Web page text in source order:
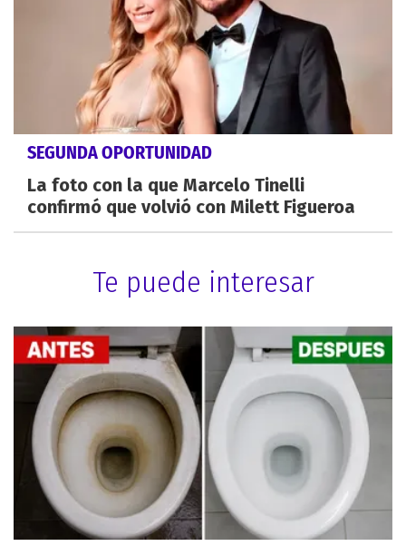
SEGUNDA OPORTUNIDAD
La foto con la que Marcelo Tinelli
confirmó que volvió con Milett Figueroa
Te puede interesar